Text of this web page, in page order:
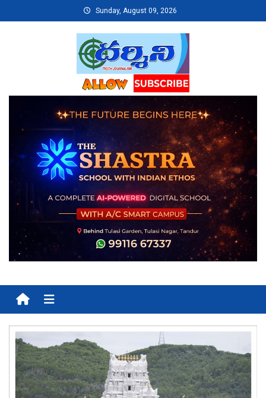
to
Sunday, August 09, 2026
Menu